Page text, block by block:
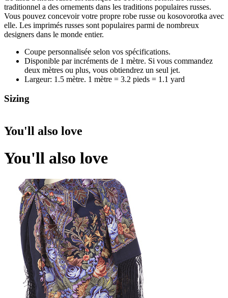
traditionnel a des ornements dans les traditions populaires russes.
Vous pouvez concevoir votre propre robe russe ou kosovorotka avec
elle. Les imprimés russes sont populaires parmi de nombreux
designers dans le monde entier.
Coupe personnalisée selon vos spécifications.
Disponible par incréments de 1 mètre. Si vous commandez
deux mètres ou plus, vous obtiendrez un seul jet.
Largeur: 1.5 mètre. 1 mètre = 3.2 pieds = 1.1 yard
Sizing
You'll also love
You'll also love